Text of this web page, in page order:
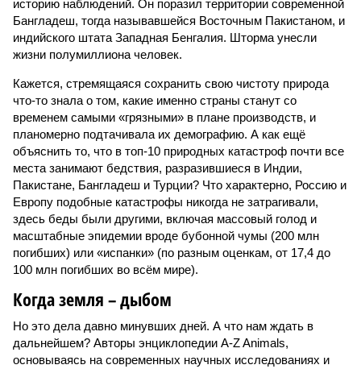
историю наблюдений. Он поразил территории современной
Бангладеш, тогда называвшейся Восточным Пакистаном, и
индийского штата Западная Бенгалия. Шторма унесли
жизни полумиллиона человек.
Кажется, стремящаяся сохранить свою чистоту природа
что-то знала о том, какие именно страны станут со
временем самыми «грязными» в плане производств, и
планомерно подтачивала их демографию. А как ещё
объяснить то, что в топ-10 природных катастроф почти все
места занимают бедствия, разразившиеся в Индии,
Пакистане, Бангладеш и Турции? Что характерно, Россию и
Европу подобные катастрофы никогда не затрагивали,
здесь беды были другими, включая массовый голод и
масштабные эпидемии вроде бубонной чумы (200 млн
погибших) или «испанки» (по разным оценкам, от 17,4 до
100 млн погибших во всём мире).
Когда земля – дыбом
Но это дела давно минувших дней. А что нам ждать в
дальнейшем? Авторы энциклопедии A-Z Animals,
основываясь на современных научных исследованиях и